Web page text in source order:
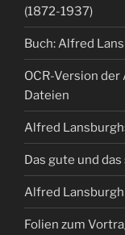
(1872-1937)
Buch: Alfred
OCR-Version
Dateien
Alfred
Das gute und
Alfred
Folien zum